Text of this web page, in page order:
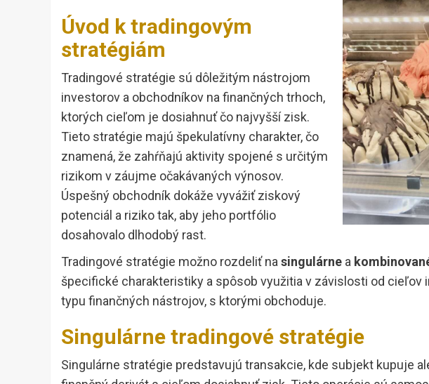
Úvod k tradingovým
stratégiám
Tradingové stratégie sú dôležitým nástrojom
investorov a obchodníkov na finančných trhoch,
ktorých cieľom je dosiahnuť čo najvyšší zisk.
Tieto stratégie majú špekulatívny charakter, čo
znamená, že zahŕňajú aktivity spojené s určitým
rizikom v záujme očakávaných výnosov.
Úspešný obchodník dokáže vyvážiť ziskový
potenciál a riziko tak, aby jeho portfólio
dosahovalo dlhodobý rast.
Tradingové stratégie možno rozdeliť nasingulárne a
špecifické charakteristiky a spôsob využitia v závislosti od cieľov
typu finančných nástrojov, s ktorými obchoduje.
Singulárne tradingové stratégie
Singulárne stratégie predstavujú transakcie, kde subjekt kupuje